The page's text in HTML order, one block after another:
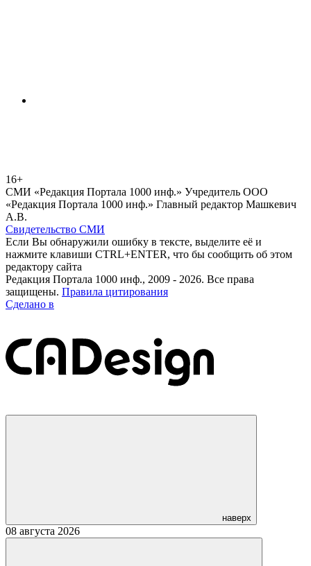
16+
СМИ «Редакция Портала 1000 инф.» Учредитель ООО
«Редакция Портала 1000 инф.» Главный редактор Машкевич
А.В.
Свидетельство СМИ
Если Вы обнаружили ошибку в тексте, выделите её и
нажмите клавиши CTRL+ENTER, что бы сообщить об этом
редактору сайта
Редакция Портала 1000 инф., 2009 - 2026. Все права
защищены. Правила цитирования
Сделано в
наверх
08 августа 2026